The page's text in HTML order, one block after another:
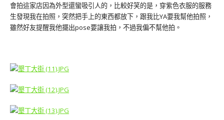
會拍這家店因為外型還蠻吸引人的，比較好笑的是，穿紫色衣服的服務
生發現我在拍照，突然把手上的東西都放下，跟我比YA要我幫他拍照，
雖然好友提醒我他擺出pose要讓我拍，不過我偏不幫他拍。